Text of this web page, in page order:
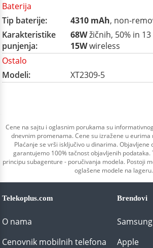
Baterija
Tip baterije:
4310 mAh, non-
Karakteristike
punjenja:
68Wžičnih, 50% in
15Wwireless
Ostalo
Modeli:
XT2309-5
Cene na sajtu i oglasnim porukama su
dnevnim promenama. Cene su izražene u eurima
Plaćanje se vrši isključivo u dinarima. Objavljene
garantujemo 100% tačnost objavljenih podataka.
principu subagenture - poručivanja modela. Postoji
oglašene modele na lageru.
Telekoplus.com
O nama
Cenovnik mobilnih telefona
Brendovi
Samsung
Apple